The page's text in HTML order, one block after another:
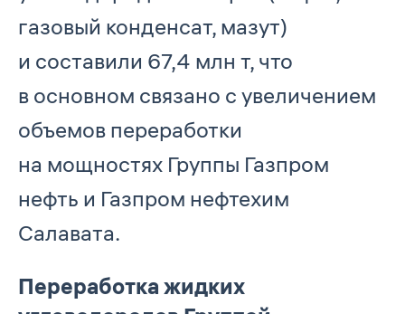
газовый конденсат, мазут)
и составили 67,4 млн т, что
в основном связано с увеличением
объемов переработки
на мощностях Группы Газпром
нефть и Газпром нефтехим
Салавата.
Переработка жидких